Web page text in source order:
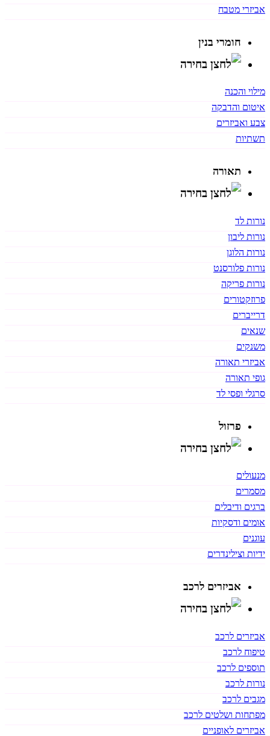
אביזרי מטבח
חומרי בנין
מילוי והכנה
איטום והדבקה
צבע ואביזרים
תשתיות
תאורה
נורות לד
נורות ליבון
נורות הלוגן
נורות פלורסנט
נורות פריקה
פרוזקטורים
דרייברים
שנאים
משנקים
אביזרי תאורה
גופי תאורה
סרגלי ופסי לד
פרזול
מנעולים
מסמרים
ברגים ודיבלים
אומים ודסקיות
עוגנים
ידיות וצילינדרים
אביזרים לרכב
אביזרים לרכב
טיפוח לרכב
תוספים לרכב
נורות לרכב
מגבים לרכב
מפתחות ושלטים לרכב
אביזרים לאופניים